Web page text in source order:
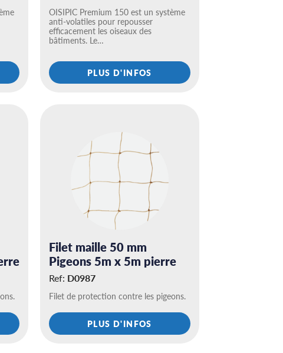
OISIPIC Premium 150 est un système
anti-volatiles pour repousser
efficacement les oiseaux des
bâtiments. Le…
PLUS D'INFOS
Filet maille 50 mm
Pigeons 5m x 5m pierre
Ref: D0987
Filet de protection contre les pigeons.
PLUS D'INFOS